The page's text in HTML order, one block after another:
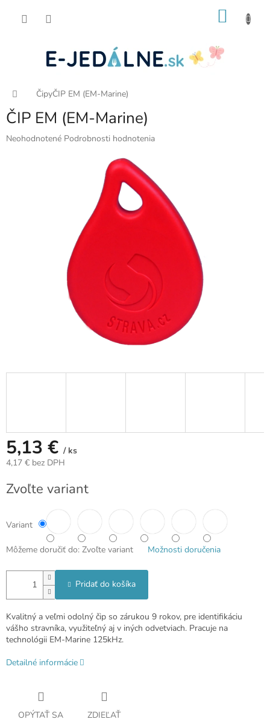
Domov
ČipyČIP EM (EM-Marine)
ČIP EM (EM-Marine)
Priemerné
Neohodnotené Podrobnosti hodnotenia
5,13 € / ks
4,17 € bez DPH
cena:
Zvoľte variant
Variant
Môžeme doručiť do: Zvoľte variant Možnosti doručenia
Pridať do košíka
Kvalitný a veľmi odolný čip so zárukou 9 rokov, pre identifikáciu
vášho stravníka, využiteľný aj v iných odvetviach. Pracuje na
technológii EM-Marine 125kHz.
Detailné informácie
OPÝTAŤ SA ZDIEĽAŤ